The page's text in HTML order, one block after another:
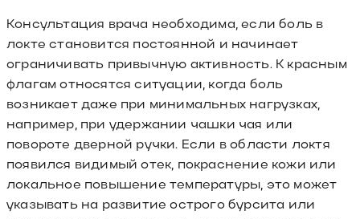
Консультация врача необходима, если боль в
локте становится постоянной и начинает
ограничивать привычную активность. К красным
флагам относятся ситуации, когда боль
возникает даже при минимальных нагрузках,
например, при удержании чашки чая или
повороте дверной ручки. Если в области локтя
появился видимый отек, покраснение кожи или
локальное повышение температуры, это может
указывать на развитие острого бурсита или